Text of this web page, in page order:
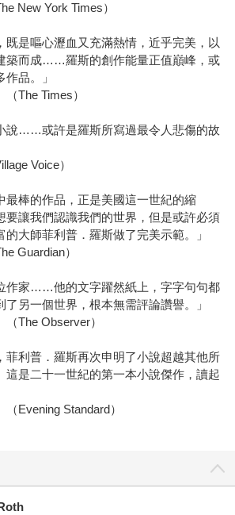
New York Times）
既是嘔心瀝血又充滿熱情，近乎完美，以
築而成……羅斯的創作能量正值巔峰，或
品。」
The Times）
說……或許是羅斯所寫過最令人悲傷的故
Voice）
最棒的作品，正是美國這一世紀的縮
讓我們認識我們的世界，但是或許必須
大師菲利普．羅斯做了完美示範。」
Guardian）
作家……他的文字躍然紙上，字字句句都
另一個世界，根本無需評論讚譽。」
The Observer）
菲利普．羅斯再次申明了小說超越其他所
這是二十一世紀的第一本小說傑作，讀起
Evening Standard）